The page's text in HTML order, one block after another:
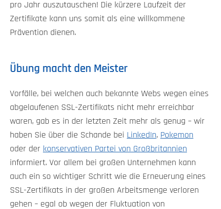
pro Jahr auszutauschen! Die kürzere Laufzeit der
Zertifikate kann uns somit als eine willkommene
Prävention dienen.
Übung macht den Meister
Vorfälle, bei welchen auch bekannte Webs wegen eines
abgelaufenen SSL-Zertifikats nicht mehr erreichbar
waren, gab es in der letzten Zeit mehr als genug – wir
haben Sie über die Schande bei LinkedIn, Pokemon
oder der konservativen Partei von Großbritannien
informiert. Vor allem bei großen Unternehmen kann
auch ein so wichtiger Schritt wie die Erneuerung eines
SSL-Zertifikats in der großen Arbeitsmenge verloren
gehen – egal ob wegen der Fluktuation von